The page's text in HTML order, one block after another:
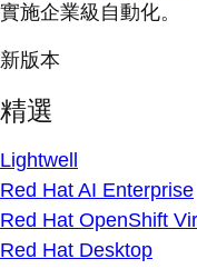
實施企業級自動化。
新版本
精選
Lightwell
Red Hat AI Enterprise
Red Hat OpenShift
Red Hat Desktop